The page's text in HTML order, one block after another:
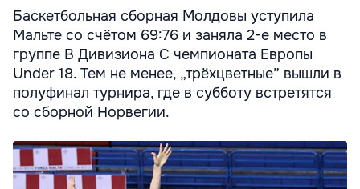
Баскетбольная сборная Молдовы уступила
Мальте со счётом 69:76 и заняла 2-е место в
группе B Дивизиона C чемпионата Европы
Under 18. Тем не менее, „трёхцветные” вышли в
полуфинал турнира, где в субботу встретятся
со сборной Норвегии.